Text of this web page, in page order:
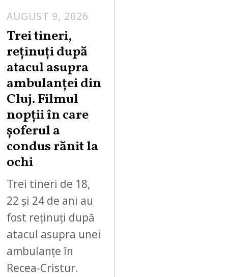
AUGUST 9, 2026
Trei tineri,
reținuți după
atacul asupra
ambulanței din
Cluj. Filmul
nopții în care
șoferul a
condus rănit la
ochi
Trei tineri de 18,
22 și 24 de ani au
fost reținuți după
atacul asupra unei
ambulanțe în
Recea-Cristur.